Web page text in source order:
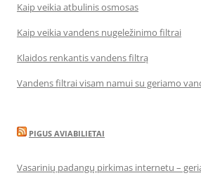
Kaip veikia atbulinis osmosas
Kaip veikia vandens nugeležinimo filtrai
Klaidos renkantis vandens filtrą
Vandens filtrai visam namui su geriamo
PIGUS AVIABILIETAI
Vasarinių padangų pirkimas internetu –